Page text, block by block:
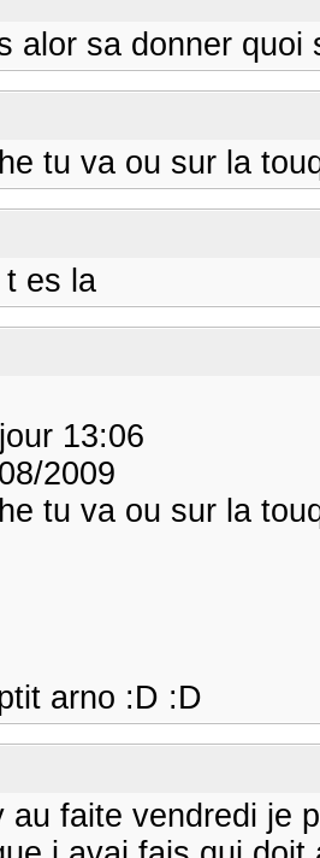
alor sa donner
tu va ou sur la
t es la
13:06
2009
tu va ou sur la
arno :D :D
au faite vendredi je